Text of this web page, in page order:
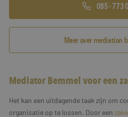
085 - 773
Meer over mediation
Mediator Bemmel voor een
Het kan een uitdagende taak zijn om
organisatie op te lossen. Door een